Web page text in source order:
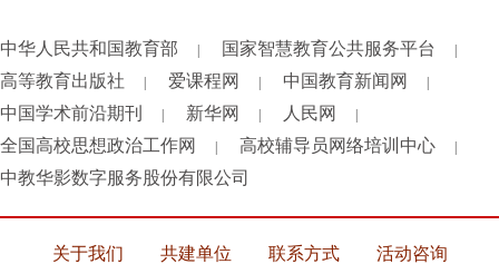
中华人民共和国教育部 国家智慧教育公共服务平台
高等教育出版社 爱课程网 中国教育新闻网
中国学术前沿期刊 新华网 人民网
全国高校思想政治工作网 高校辅导员网络培训中心
中教华影数字服务股份有限公司
关于我们 共建单位 联系方式 活动咨询